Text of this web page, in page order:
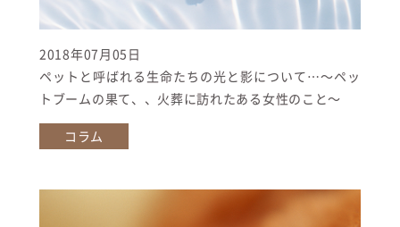
2018年07月05日
ペットと呼ばれる生命たちの光と影について…〜ペッ
トブームの果て、、火葬に訪れたある女性のこと〜
コラム